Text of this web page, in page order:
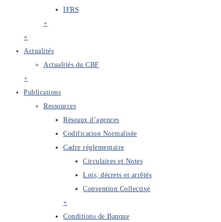
IFRS
+
+
Actualités
Actualités du CBF
+
Publications
Ressources
Réseaux d’agences
Codification Normalisée
Cadre réglementaire
Circulaires et Notes
Lois, décrets et arrêtés
Convention Collective
+
Conditions de Banque